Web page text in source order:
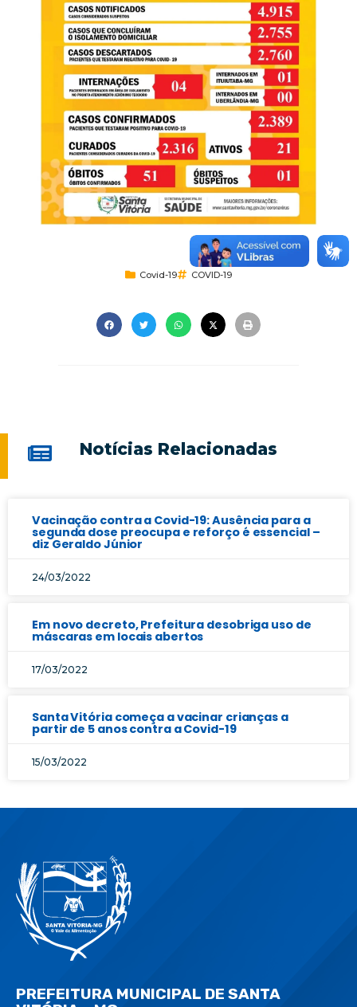
Covid-19 COVID-19
Notícias Relacionadas
Vacinação contra a Covid-19: Ausência para a
segunda dose preocupa e reforço é essencial –
diz Geraldo Júnior
24/03/2022
Em novo decreto, Prefeitura desobriga uso de
máscaras em locais abertos
17/03/2022
Santa Vitória começa a vacinar crianças a
partir de 5 anos contra a Covid-19
15/03/2022
PREFEITURA MUNICIPAL DE SANTA